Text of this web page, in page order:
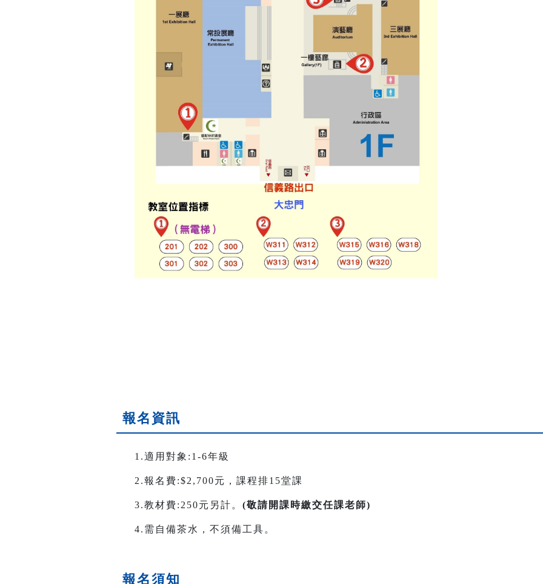
報名資訊
1.適用對象:1-6年級
2.報名費:$2,700元，課程排15堂課
3.教材費:250元另計。 (敬請開課時繳交任課老師)
4.需自備茶水，不須備工具。
報名須知